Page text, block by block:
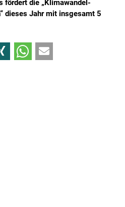
fördert die „Klimawandel-
dieses Jahr mit insgesamt 5